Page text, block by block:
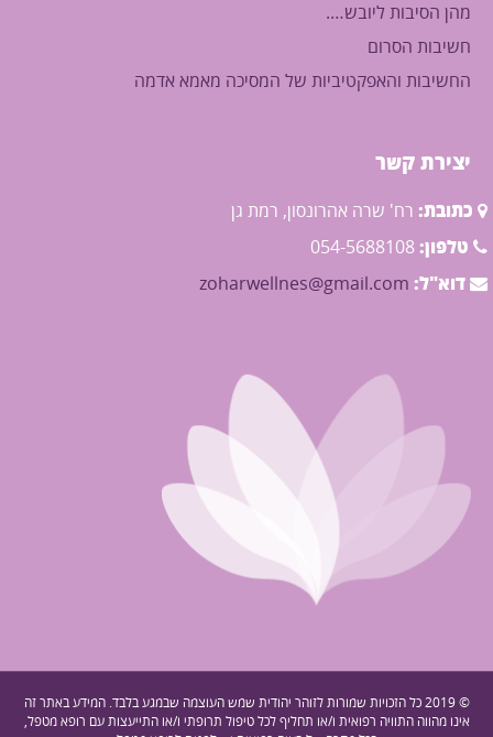
מהן הסיבות ליובש….
חשיבות הסרום
החשיבות והאפקטיביות של המסיכה מאמא אדמה
יצירת קשר
כתובת: רח' שרה אהרונסון, רמת גן
טלפון: 054-5688108
דוא"ל: zoharwellnes@gmail.com
© 2019 כל הזכויות שמורות לזוהר יהודית שמש העוצמה שבמגע בלבד. המידע באתר זה
אינו מהווה התוויה רפואית ו/או תחליף לכל טיפול תרופתי ו/או התייעצות עם רופא מטפל,